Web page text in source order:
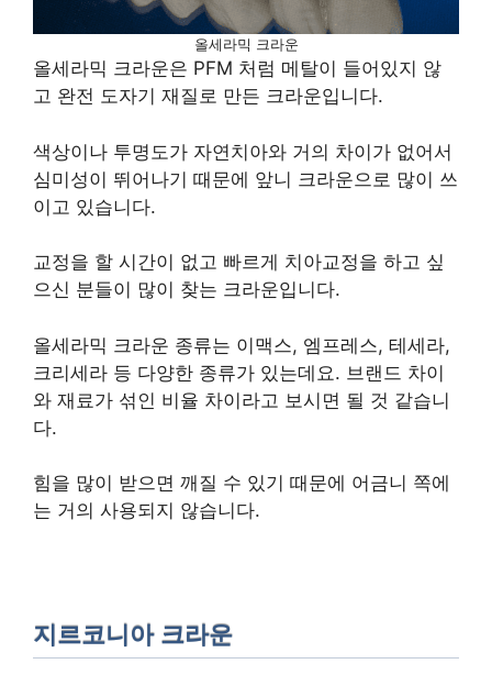
올세라믹 크라운
올세라믹 크라운은 PFM 처럼 메탈이 들어있지 않
고 완전 도자기 재질로 만든 크라운입니다.
색상이나 투명도가 자연치아와 거의 차이가 없어서
심미성이 뛰어나기 때문에 앞니 크라운으로 많이 쓰
이고 있습니다.
교정을 할 시간이 없고 빠르게 치아교정을 하고 싶
으신 분들이 많이 찾는 크라운입니다.
올세라믹 크라운 종류는 이맥스, 엠프레스, 테세라,
크리세라 등 다양한 종류가 있는데요. 브랜드 차이
와 재료가 섞인 비율 차이라고 보시면 될 것 같습니
다.
힘을 많이 받으면 깨질 수 있기 때문에 어금니 쪽에
는 거의 사용되지 않습니다.
지르코니아 크라운